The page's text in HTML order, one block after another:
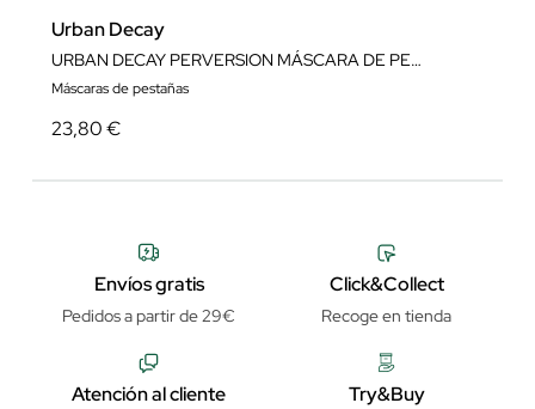
Urban Decay
URBAN DECAY PERVERSION MÁSCARA DE PESTAÑAS
Máscaras de pestañas
23,80 €
Envíos gratis
Pedidos a partir de 29€
Click&Collect
Recoge en tienda
Atención al cliente Try&Buy